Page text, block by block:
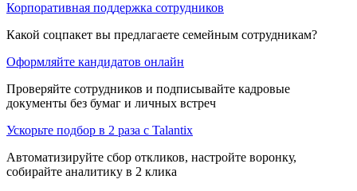
Корпоративная поддержка сотрудников
Какой соцпакет вы предлагаете семейным сотрудникам?
Оформляйте кандидатов онлайн
Проверяйте сотрудников и подписывайте кадровые
документы без бумаг и личных встреч
Ускорьте подбор в 2 раза с Talantix
Автоматизируйте сбор откликов, настройте воронку,
собирайте аналитику в 2 клика